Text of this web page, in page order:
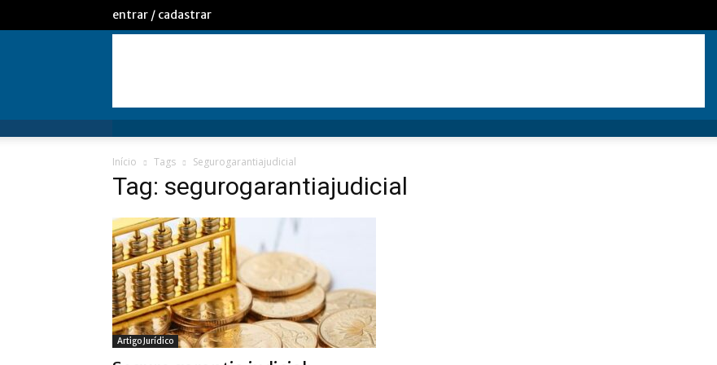
entrar / cadastrar
Início Tags Segurogarantiajudicial
Tag: segurogarantiajudicial
Artigo Jurídico